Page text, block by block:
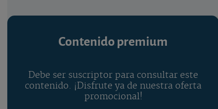
Contenido premium
Debe ser suscriptor para consultar este
contenido. ¡Disfrute ya de nuestra oferta
promocional!